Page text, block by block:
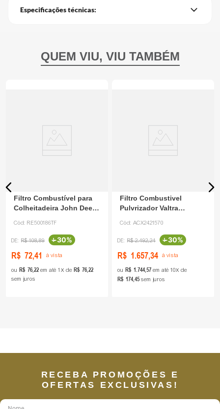
Especificações técnicas:
Filtro Combustível para
Colheitadeira John Deere
Cód: RE500186TF
R$ 108,89 -30%
R$ 72,41 à vista
ou R$ 7622 em até 1 de R$ 7622
sem juros
Filtro Combustivel
Pulvrizador Valtra
Cód: ACX2421570
R$ 2.492,24 -30%
R$ 1.657,34 à vista
ou R$ 1 744,57 em até 10 de
R$ 174,45 sem juros
RECEBA PROMOÇÕES E
OFERTAS EXCLUSIVAS!